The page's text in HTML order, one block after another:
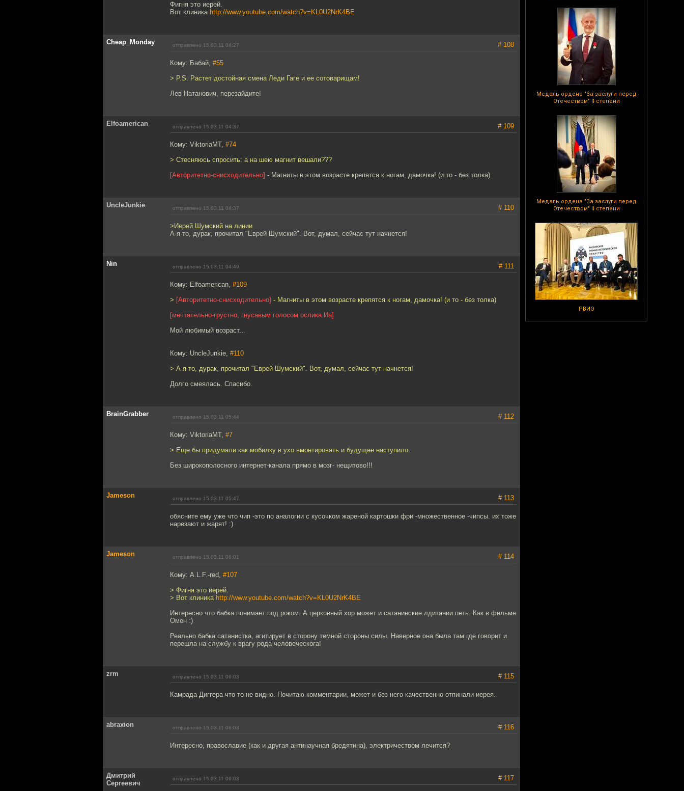
Медаль ордена "За заслуги перед
Отечеством" II степени
Медаль ордена "За заслуги перед
Отечеством" II степени
РВИО
Фигня это иерей.
Вот клиника http://www.youtube.com/watch?v=KL0U2NrK4BE
Cheap_Monday отправлено 15.03.11 04:27 # 108
Кому: Бабай, #55
> P.S. Растет достойная смена Леди Гаге и ее сотоварищам!
Лев Натанович, перезайдите!
Elfoamerican отправлено 15.03.11 04:37 # 109
Кому: ViktoriaMT, #74
> Стесняюсь спросить: а на шею магнит вешали???
[Авторитетно-снисходительно] - Магниты в этом возрасте крепятся к ногам, дамочка! (и то - без толка)
UncleJunkie отправлено 15.03.11 04:37 # 110
>Иерей Шумский на линии
А я-то, дурак, прочитал "Еврей Шумский". Вот, думал, сейчас тут начнется!
Nin отправлено 15.03.11 04:49 # 111
Кому: Elfoamerican, #109
> [Авторитетно-снисходительно] - Магниты в этом возрасте крепятся к ногам, дамочка! (и то - без толка)
[мечтательно-грустно, гнусавым голосом ослика Иа]
Мой любимый возраст...
Кому: UncleJunkie, #110
> А я-то, дурак, прочитал "Еврей Шумский". Вот, думал, сейчас тут начнется!
Долго смеялась. Спасибо.
BrainGrabber отправлено 15.03.11 05:44 # 112
Кому: ViktoriaMT, #7
> Еще бы придумали как мобилку в ухо вмонтировать и будущее наступило.
Без широкополосного интернет-канала прямо в мозг- нещитово!!!
Jameson отправлено 15.03.11 05:47 # 113
обясните ему уже что чип -это по аналогии с кусочком жареной картошки фри -множественное -чипсы. их тоже
нарезают и жарят! :)
Jameson отправлено 15.03.11 06:01 # 114
Кому: A.L.F.-red, #107
> Фигня это иерей.
> Вот клиника http://www.youtube.com/watch?v=KL0U2NrK4BE
Интересно что бабка понимает под роком. А церковный хор может и сатанинские лдитании петь. Как в фильме
Омен :)
Реально бабка сатанистка, агитирует в сторону темной стороны силы. Наверное она была там где говорит и
перешла на службу к врагу рода человеческога!
zrm отправлено 15.03.11 06:03 # 115
Камрада Диггера что-то не видно. Почитаю комментарии, может и без него качественно отпинали иерея.
abraxion отправлено 15.03.11 06:03 # 116
Интересно, православие (как и другая антинаучная бредятина), электричеством лечится?
Дмитрий
Сергеевич
отправлено 15.03.11 06:03 # 117